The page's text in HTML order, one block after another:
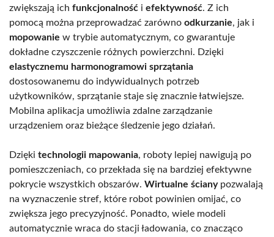
zwiększają ich funkcjonalność i efektywność. Z ich
pomocą można przeprowadzać zarówno odkurzanie, jak i
mopowanie w trybie automatycznym, co gwarantuje
dokładne czyszczenie różnych powierzchni. Dzięki
elastycznemu harmonogramowi sprzątania
dostosowanemu do indywidualnych potrzeb
użytkowników, sprzątanie staje się znacznie łatwiejsze.
Mobilna aplikacja umożliwia zdalne zarządzanie
urządzeniem oraz bieżące śledzenie jego działań.
Dzięki technologii mapowania, roboty lepiej nawigują po
pomieszczeniach, co przekłada się na bardziej efektywne
pokrycie wszystkich obszarów. Wirtualne ścianypozwalają
na wyznaczenie stref, które robot powinien omijać, co
zwiększa jego precyzyjność. Ponadto, wiele modeli
automatycznie wraca do stacji ładowania, co znacząco